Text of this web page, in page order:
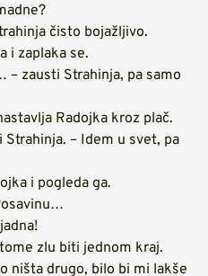
čisto bojažljivo.
i zaplaka se.
– zausti Strahinja, pa samo
Radojka kroz plač.
– Idem u svet, pa
i pogleda ga.
zlu biti jednom kraj.
ništa drugo, bilo bi mi lakše